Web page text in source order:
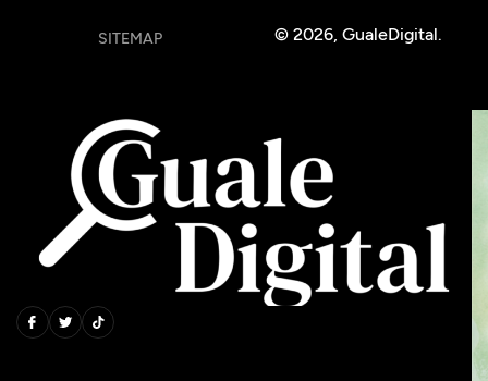
© 2026, GualeDigital.
SITEMAP